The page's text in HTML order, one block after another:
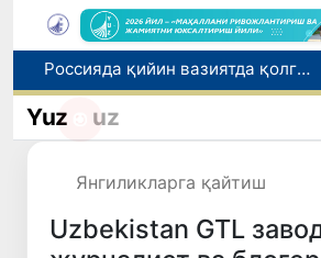
2030 йилгача хавфли чиқиндиларни қайта ишлаш даражаси 20 фоизга етказилади
Ўзбекистон илк бор Халқаро информатика олимпиадаси — IOI 2026га мезбонлик қилади
Yuz uz
Янгиликларга қайтиш
Uzbekistan GTL